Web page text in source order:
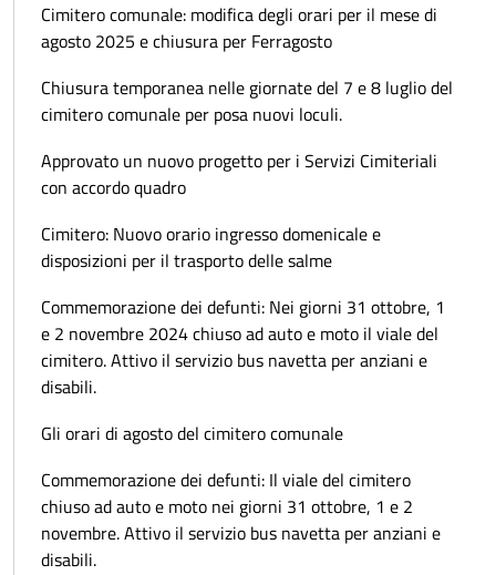
Cimitero comunale: modifica degli orari per il mese di
agosto 2025 e chiusura per Ferragosto
Chiusura temporanea nelle giornate del 7 e 8 luglio del
cimitero comunale per posa nuovi loculi.
Approvato un nuovo progetto per i Servizi Cimiteriali
con accordo quadro
Cimitero: Nuovo orario ingresso domenicale e
disposizioni per il trasporto delle salme
Commemorazione dei defunti: Nei giorni 31 ottobre, 1
e 2 novembre 2024 chiuso ad auto e moto il viale del
cimitero. Attivo il servizio bus navetta per anziani e
disabili.
Gli orari di agosto del cimitero comunale
Commemorazione dei defunti: Il viale del cimitero
chiuso ad auto e moto nei giorni 31 ottobre, 1 e 2
novembre. Attivo il servizio bus navetta per anziani e
disabili.